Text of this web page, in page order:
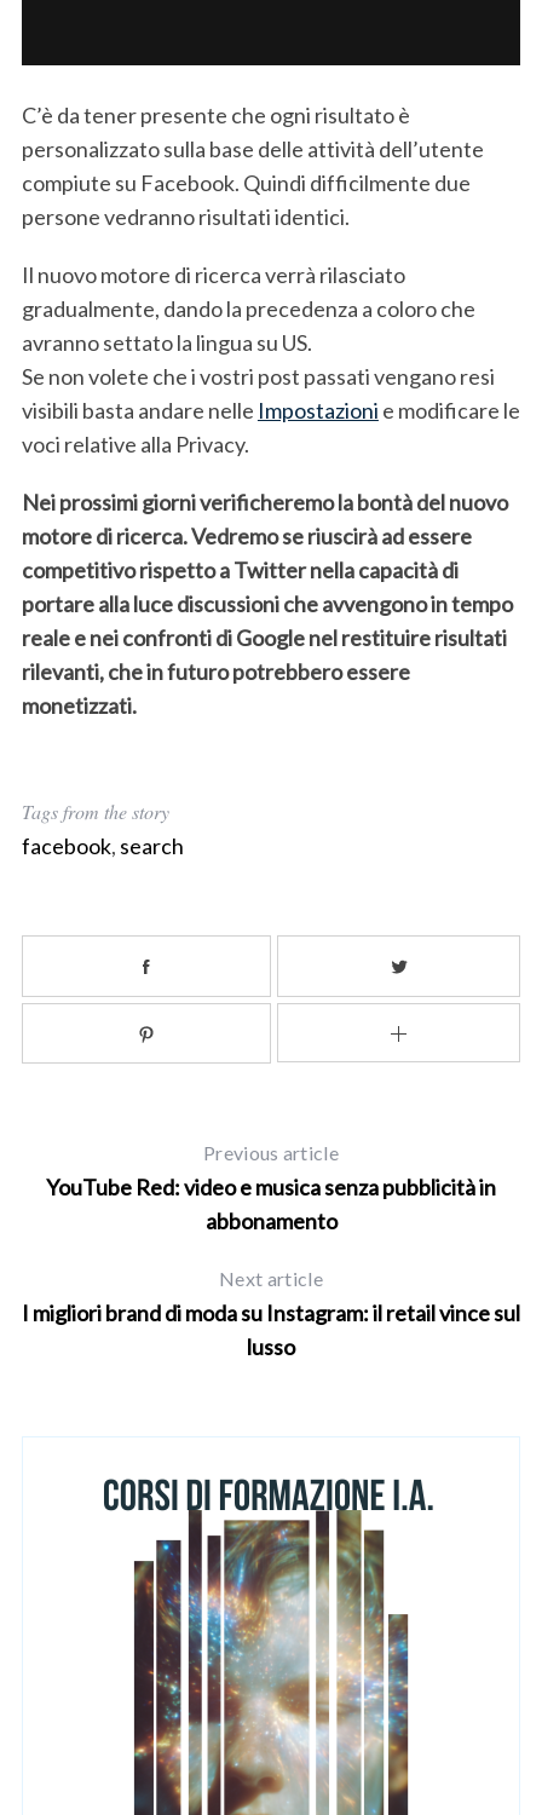
C’è da tener presente che ogni risultato è
personalizzato sulla base delle attività dell’utente
compiute su Facebook. Quindi difficilmente due
persone vedranno risultati identici.
Il nuovo motore di ricerca verrà rilasciato
gradualmente, dando la precedenza a coloro che
avranno settato la lingua su US.
Se non volete che i vostri post passati vengano resi
visibili basta andare nelle Impostazioni e modificare le
voci relative alla Privacy.
Nei prossimi giorni verificheremo la bontà del nuovo
motore di ricerca. Vedremo se riuscirà ad essere
competitivo rispetto a Twitter nella capacità di
portare alla luce discussioni che avvengono in tempo
reale e nei confronti di Google nel restituire risultati
rilevanti, che in futuro potrebbero essere
monetizzati.
Tags from the story
facebook, search
Previous article
YouTube Red: video e musica senza pubblicità in
abbonamento
Next article
I migliori brand di moda su Instagram: il retail vince sul
lusso
S
a
r
h
f
r
: